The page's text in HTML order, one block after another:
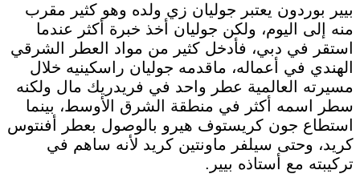
بيير بوردون يعتبر جوليان زي ولده وهو كثير مقرب
منه إلى اليوم، ولكن جوليان أخذ خبرة أكثر عندما
استقر في دبي، فأدخل كثير من مواد العطر الشرقي
الهندي في أعماله، ماقدمه جوليان راسكينيه خلال
مسيرته العالمية عطر واحد في فريدريك مال ولكنه
سطر اسمه أكثر في منطقة الشرق الأوسط، بينما
استطاع جون كريستوف هيرو بالوصول بعطر أفنتوس
كريد، وحتى سيلفر ماونتين كريد لأنه ساهم في
تركيبته مع أستاذه بيير.